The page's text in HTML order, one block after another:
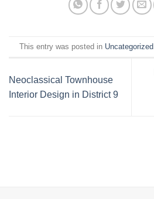
This entry was posted in Uncategorized
Neoclassical Townhouse
Interior Design in District 9